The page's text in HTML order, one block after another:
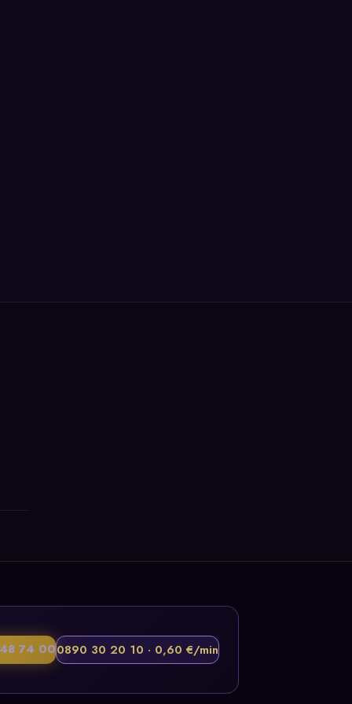
74 000890 30 20 10 · 0,60 €/min